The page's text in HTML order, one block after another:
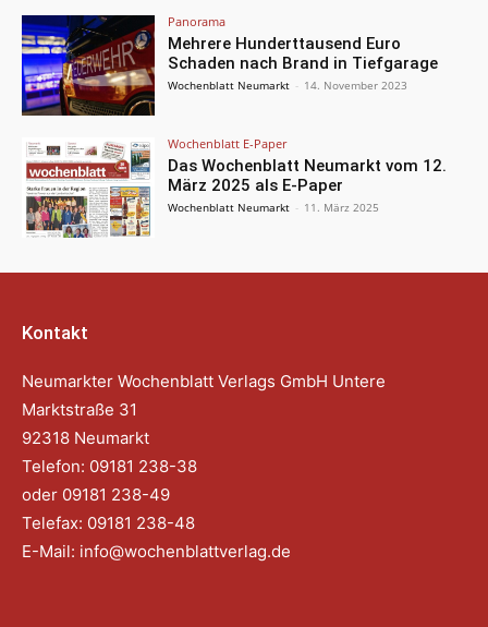
Panorama
Mehrere Hunderttausend Euro
Schaden nach Brand in Tiefgarage
Wochenblatt Neumarkt - 14. November 2023
Wochenblatt E-Paper
Das Wochenblatt Neumarkt vom 12.
März 2025 als E-Paper
Wochenblatt Neumarkt - 11. März 2025
Kontakt
Neumarkter Wochenblatt Verlags GmbH Untere
Marktstraße 31
92318 Neumarkt
Telefon: 09181 238-38
oder 09181 238-49
Telefax: 09181 238-48
E-Mail: info@wochenblattverlag.de